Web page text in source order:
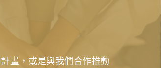
畫，或是與我們合作推動